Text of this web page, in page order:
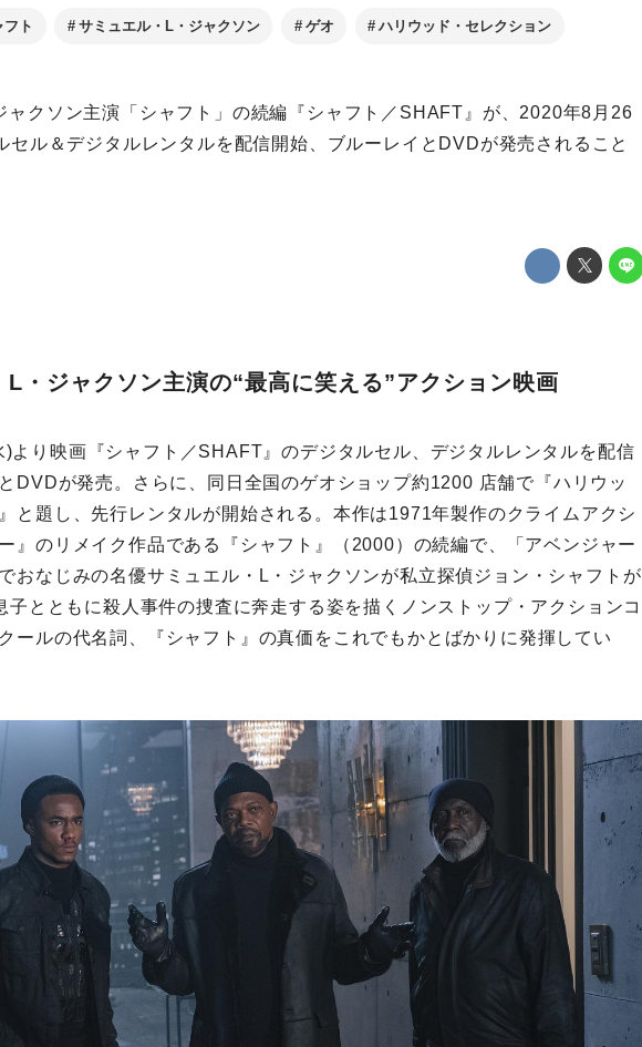
フト サミュエル・L・ジャクソン ゲオ ハリウッド・セレクション
ャクソン主演「シャフト」の続編『シャフト／SHAFT』が、2020年8月26
セル＆デジタルレンタルを配信開始、ブルーレイとDVDが発売されること
L・ジャクソン主演の“最高に笑える”アクション映画
より映画『シャフト／SHAFT』のデジタルセル、デジタルレンタルを配信
DVDが発売。さらに、同日全国のゲオショップ約1200 店舗で『ハリウッ
と題し、先行レンタルが開始される。本作は1971年製作のクライムアクシ
』のリメイク作品である『シャフト』（2000）の続編で、「アベンジャー
おなじみの名優サミュエル・L・ジャクソンが私立探偵ジョン・シャフトが
子とともに殺人事件の捜査に奔走する姿を描くノンストップ・アクションコ
ールの代名詞、『シャフト』の真価をこれでもかとばかりに発揮してい